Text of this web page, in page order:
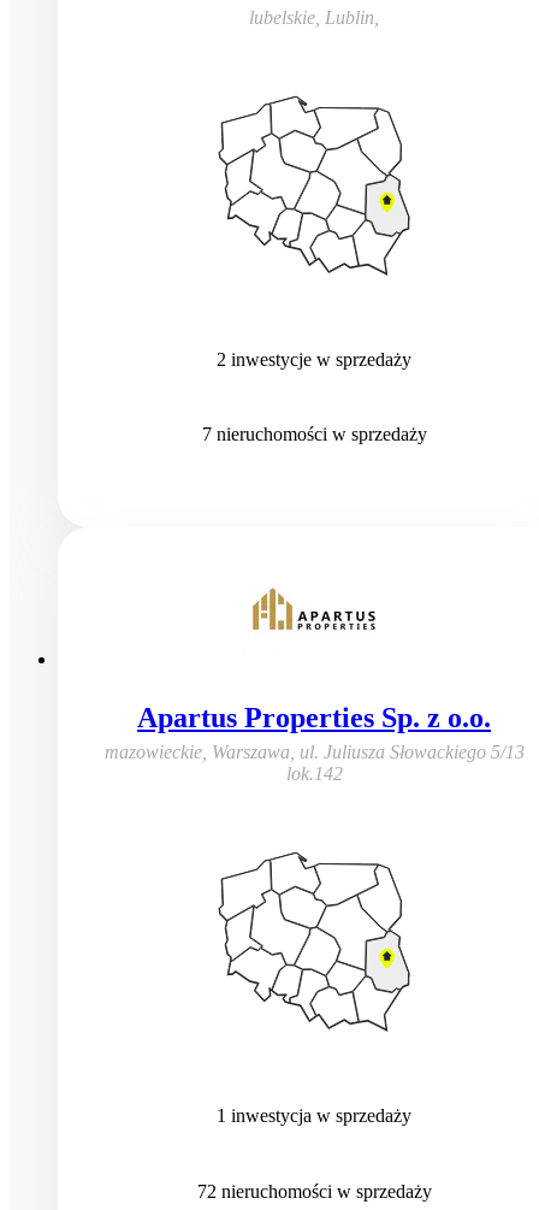
lubelskie, Lublin
2 inwestycje w sprzedaży
7 nieruchomościw sprzedaży
Apartus Properties Sp. z o.o.
mazowieckie, Warszawa, ul. Juliusza Słowackiego 5/13
lok.142
1 inwestycja w sprzedaży
72 nieruchomości w sprzedaży